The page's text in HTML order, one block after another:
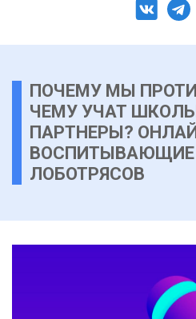
ПОЧЕМУ МЫ
ЧЕМУ УЧАТ
ПАРТНЕРЫ?
ВОСПИТЫВАЮЩИЕ
ЛОБОТРЯСОВ